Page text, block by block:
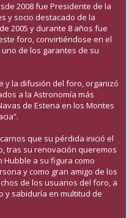
2008 fue Presidente de la
y socio destacado de la
2005 y durante 8 años fue
foro, convirtiéndose en el
de los garantes de su
y la difusión del foro, organizó
a la Astronomía más
de Estena en los Montes
que su pérdida inició el
tras su renovación queremos
a su figura como
y como gran amigo de los
de los usuarios del foro, a
y sabiduría en multitud de